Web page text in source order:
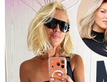
Krásná sestra Krainové bez